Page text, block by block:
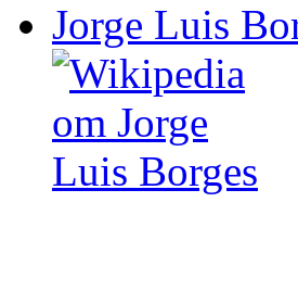
Jorge Luis